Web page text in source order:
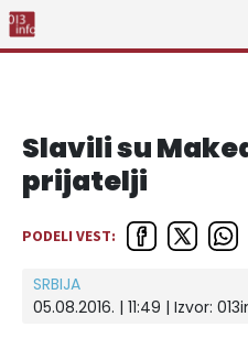
Slavili su
prijatelji
PODELI VEST:
SRBIJA
05.08.2016. | 11:49 | Izvor: